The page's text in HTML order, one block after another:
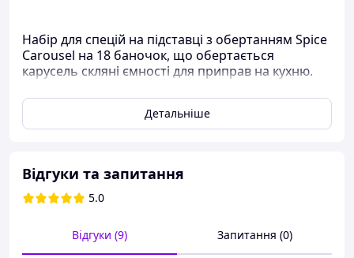
Набір для спецій на підставці з обертанням Spice
Carousel на 18 баночок, що обертається
карусель скляні ємності для приправ на кухню.
Детальніше
Відгуки та запитання
5.0
Відгуки (9) Запитання (0)